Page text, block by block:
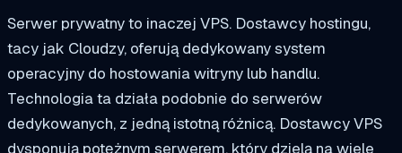
Serwer prywatny to inaczej VPS. Dostawcy hostingu,
tacy jak Cloudzy, oferują dedykowany system
operacyjny do hostowania witryny lub handlu.
Technologia ta działa podobnie do serwerów
dedykowanych, z jedną istotną różnicą. Dostawcy VPS
dysponują potężnym serwerem, który dzielą na wiele